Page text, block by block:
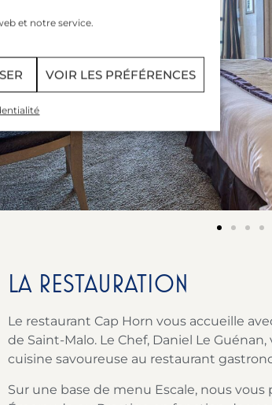
et notre service.
VOIR LES PRÉFÉRENCES
LA RESTAURATION
Le restaurant Cap Horn vous accueille
de Saint-Malo. Le Chef, Daniel Le
cuisine savoureuse au restaurant
Sur une base de menu Escale, nous